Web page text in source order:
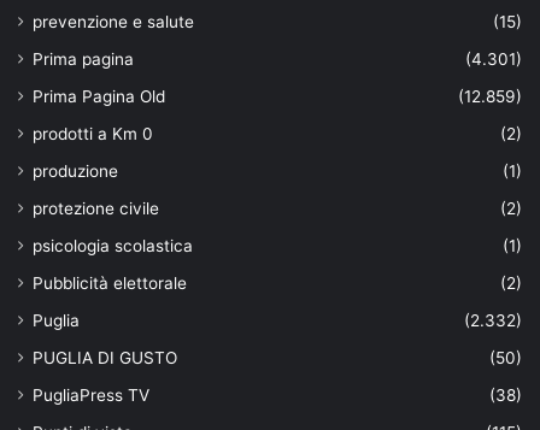
prevenzione e salute
(15)
Prima pagina
(4.301)
Prima Pagina Old
(12.859)
prodotti a Km 0
(2)
produzione
(1)
protezione civile
(2)
psicologia scolastica
(1)
Pubblicità elettorale
(2)
Puglia
(2.332)
PUGLIA DI GUSTO
(50)
PugliaPress TV
(38)